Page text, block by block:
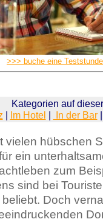
>>> buche eine
Kategorien auf
| Im Hotel | In der Bar
vielen hübschen
ein
zum
sind bei
Doch